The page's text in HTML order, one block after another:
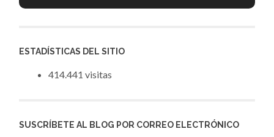
ESTADÍSTICAS DEL SITIO
414.441 visitas
SUSCRÍBETE AL BLOG POR CORREO ELECTRÓNICO